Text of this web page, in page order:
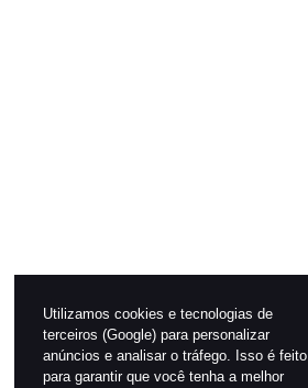
Utilizamos cookies e tecnologias de
terceiros (Google) para personalizar
anúncios e analisar o tráfego. Isso é feito
para garantir que você tenha a melhor